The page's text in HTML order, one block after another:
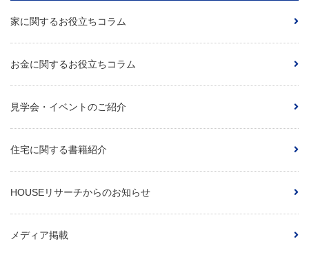
家に関するお役立ちコラム
お金に関するお役立ちコラム
見学会・イベントのご紹介
住宅に関する書籍紹介
HOUSEリサーチからのお知らせ
メディア掲載